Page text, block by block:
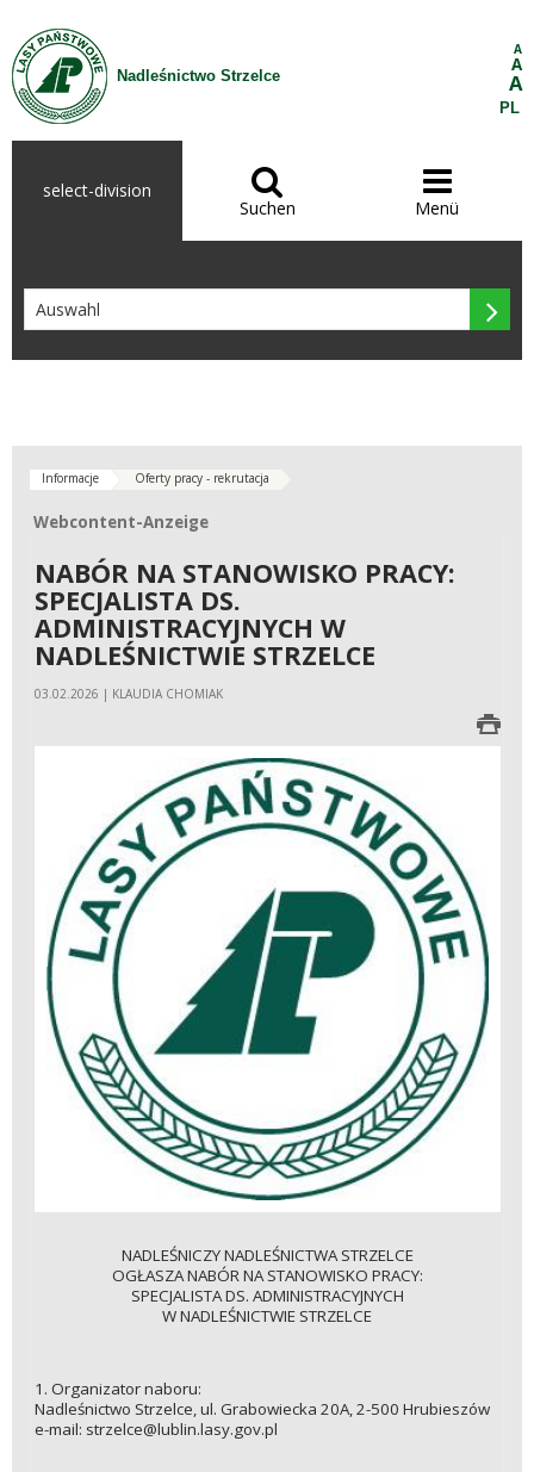
Zum Inhalt wechseln
Nadleśnictwo Strzelce
A
A
A
PL
select-division 
Suchen

Menü

Informacje Oferty pracy - rekrutacja
Webcontent-Anzeige
Webcontent-Anzeige
NABÓR NA STANOWISKO PRACY:
SPECJALISTA DS.
ADMINISTRACYJNYCH W
NADLEŚNICTWIE STRZELCE
03.02.2026 | KLAUDIA CHOMIAK
NADLEŚNICZY NADLEŚNICTWA STRZELCE
OGŁASZA NABÓR NA STANOWISKO PRACY:
SPECJALISTA DS. ADMINISTRACYJNYCH
W NADLEŚNICTWIE STRZELCE
1. Organizator naboru:
Nadleśnictwo Strzelce, ul. Grabowiecka 20A, 2-500 Hrubieszów
e-mail: strzelce@lublin.lasy.gov.pl